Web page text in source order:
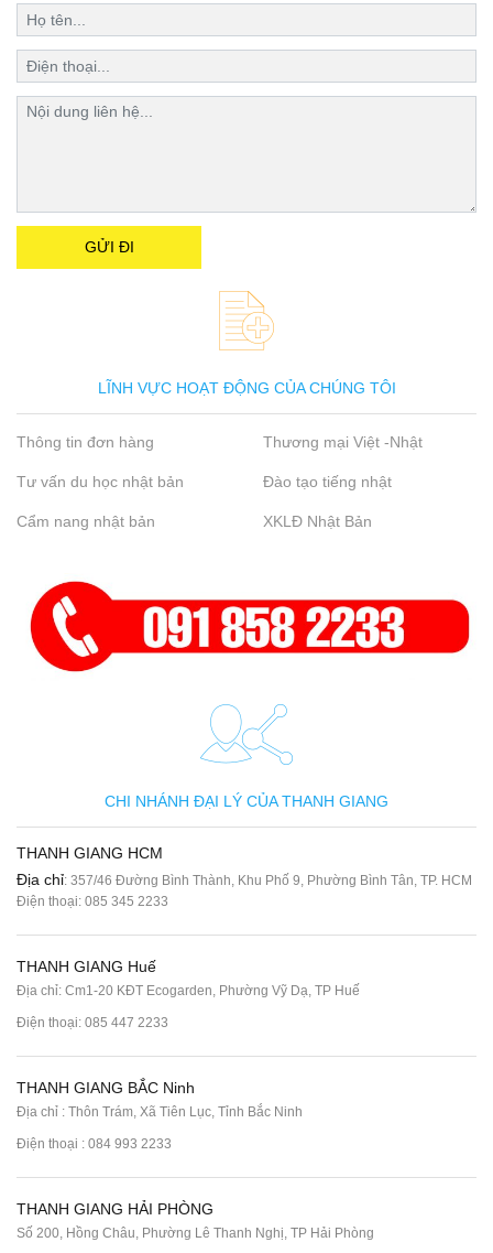
LĨNH VỰC HOẠT ĐỘNG CỦA CHÚNG TÔI
Thông tin đơn hàng Thương mại Việt -Nhật
Tư vấn du học nhật bản Đào tạo tiếng nhật
Cẩm nang nhật bản XKLĐ Nhật Bản
CHI NHÁNH ĐẠI LÝ CỦA THANH GIANG
THANH GIANG HCM
Địa chỉ: 357/46 Đường Bình Thành, Khu Phố 9, Phường Bình Tân, TP. HCM
Điện thoại: 085 345 2233
THANH GIANG Huế
Địa chỉ: Cm1-20 KĐT Ecogarden, Phường Vỹ Dạ, TP Huế
Điện thoại: 085 447 2233
THANH GIANG BẮC Ninh
Địa chỉ : Thôn Trám, Xã Tiên Lục, Tỉnh Bắc Ninh
Điện thoại : 084 993 2233
THANH GIANG HẢI PHÒNG
Số 200, Hồng Châu, Phường Lê Thanh Nghị, TP Hải Phòng